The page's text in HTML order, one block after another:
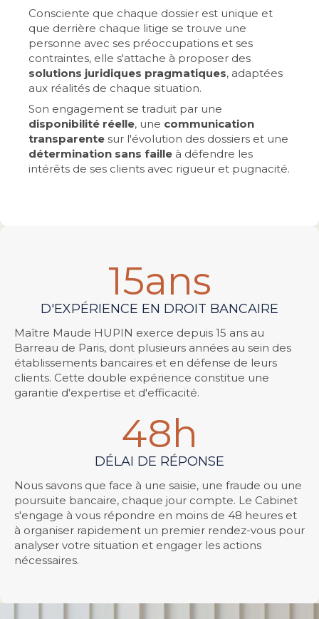
Consciente que chaque dossier est unique et
que derrière chaque litige se trouve une
personne avec ses préoccupations et ses
contraintes, elle s'attache à proposer des
solutions juridiques pragmatiques, adaptées
aux réalités de chaque situation.
Son engagement se traduit par une
disponibilité réelle, une communication
transparente sur l'évolution des dossiers et une
détermination sans faille à défendre les
intérêts de ses clients avec rigueur et pugnacité.
15ans
D'EXPÉRIENCE EN DROIT BANCAIRE
Maître Maude HUPIN exerce depuis 15 ans au
Barreau de Paris, dont plusieurs années au sein des
établissements bancaires et en défense de leurs
clients. Cette double expérience constitue une
garantie d'expertise et d'efficacité.
48h
DÉLAI DE RÉPONSE
Nous savons que face à une saisie, une fraude ou une
poursuite bancaire, chaque jour compte. Le Cabinet
s'engage à vous répondre en moins de 48 heures et
à organiser rapidement un premier rendez-vous pour
analyser votre situation et engager les actions
nécessaires.